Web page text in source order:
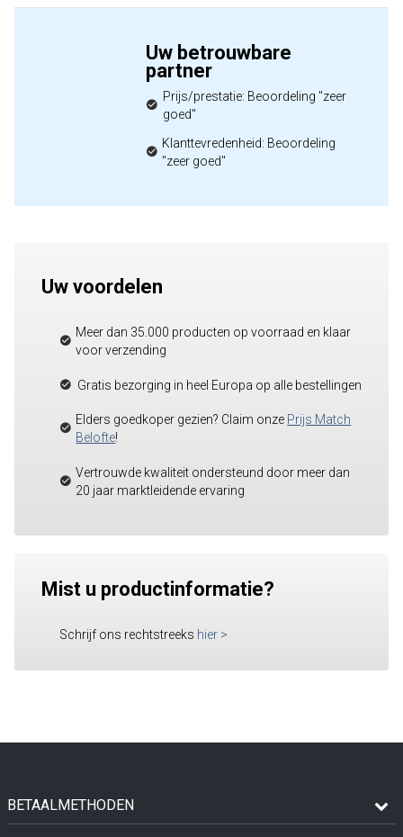
Uw betrouwbare
partner
Prijs/prestatie: Beoordeling "zeer
goed"
Klanttevredenheid: Beoordeling
"zeer goed"
Uw voordelen
Meer dan 35.000 producten op voorraad en klaar
voor verzending
Gratis bezorging in heel Europa op alle bestellingen
Elders goedkoper gezien? Claim onze Prijs Match
Belofte!
Vertrouwde kwaliteit ondersteund door meer dan
20 jaar marktleidende ervaring
Mist u productinformatie?
Schrijf ons rechtstreeks hier >
BETAALMETHODEN